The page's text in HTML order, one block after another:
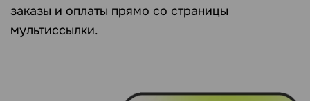
заказы и оплаты прямо со страницы
мультиссылки.